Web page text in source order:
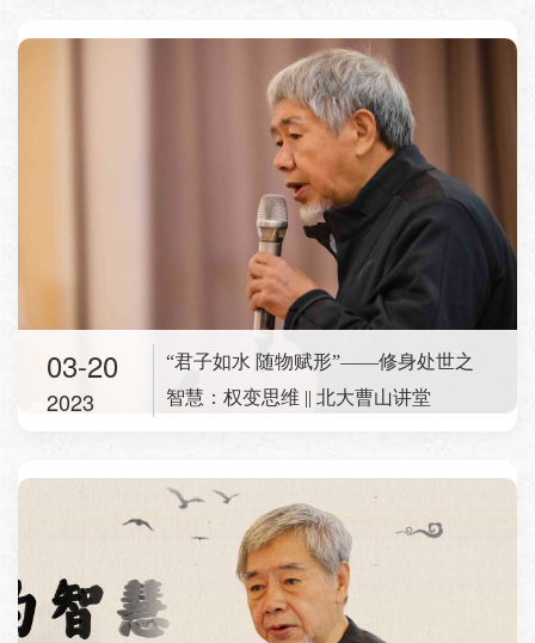
03-20
2023
“君子如水 随物赋形”——修身处世之
智慧：权变思维 || 北大曹山讲堂